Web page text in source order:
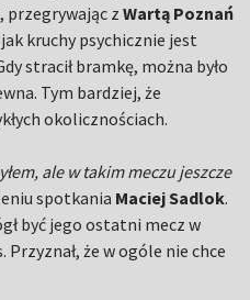
przegrywając zWartą Poznań
kruchy psychicznie jest
stracił bramkę, można było
Tym bardziej, że
okolicznościach.
ale w takim meczu jeszcze
spotkania Maciej Sadlok.
być jego ostatni mecz w
Przyznał, że w ogóle nie chce